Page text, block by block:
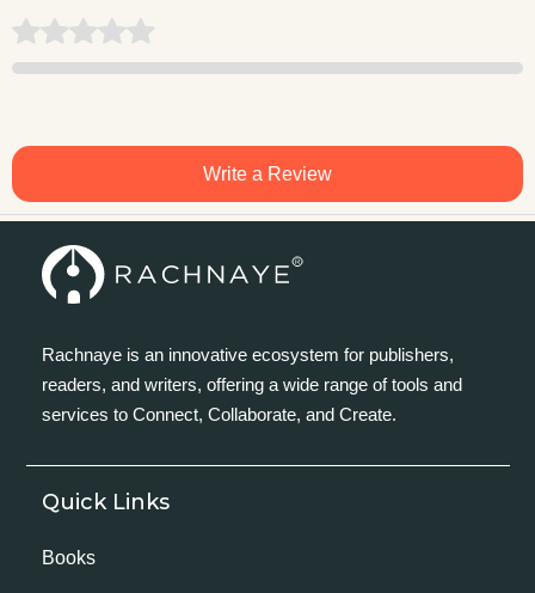
Write a Review
Rachnaye is an innovative ecosystem for publishers,
readers, and writers, offering a wide range of tools and
services to Connect, Collaborate, and Create.
Quick Links
Books